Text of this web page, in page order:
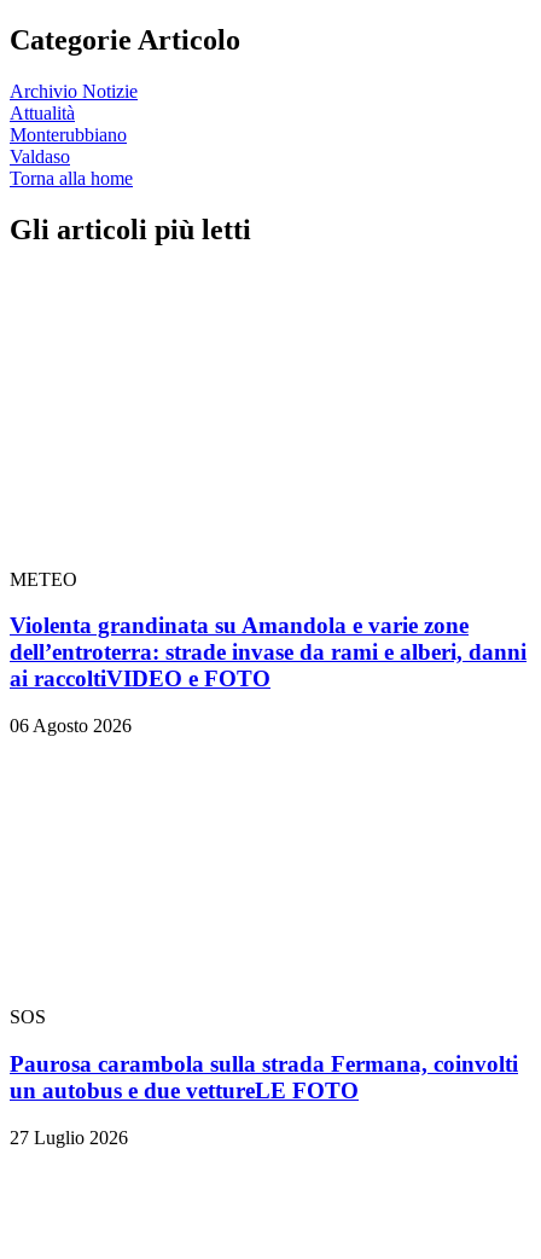
Categorie Articolo
Archivio Notizie
Attualità
Monterubbiano
Valdaso
Torna alla home
Gli articoli più letti
METEO
Violenta grandinata su Amandola e varie zone
dell’entroterra: strade invase da rami e alberi, danni
ai raccoltiVIDEO e FOTO
06 Agosto 2026
SOS
Paurosa carambola sulla strada Fermana, coinvolti
un autobus e due vettureLE FOTO
27 Luglio 2026